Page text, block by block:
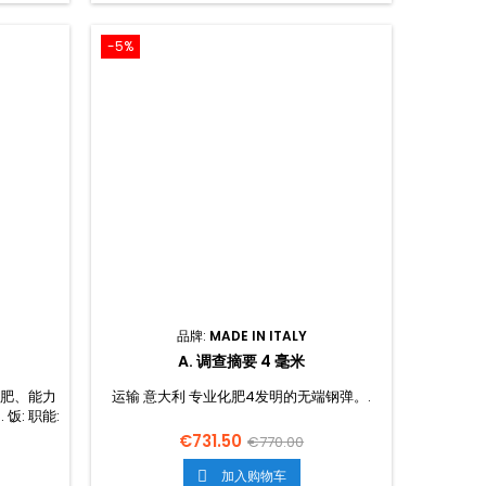
、能力
饭: 职能:
-5%
品牌: MADE IN ITALY
A. 调查摘要 4 毫米
运输 意大利 专业化肥4发明的无端钢弹。.
€731.50 €770.00
 加入购物车